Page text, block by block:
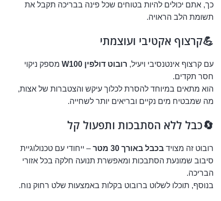
כך, אתם יכולים להיות בטוחים שכל פינה בבריכה תקבל את
תשומת הלב הראויה.
💪קרצוף אקטיבי ועוצמתי
עם קרצוף אינטנסיבי ויעיל, רובוט דולפין W100
מספק ניקוי
חסר תקדים.
הוא מתאים במיוחד להסרת לכלוך עיקש והצטברות של אצות,
מה שמבטיח מים נקיים ובריאים יותר לשחייה.
🔄כבל ללא הסתבכות ותפעול קל
רובוט זה מצויד בכבל באורך 30 מטר
– ייחודי עם טכנולוגיית
סיבוב שמונעת הסתבכות ומאפשרת תנועה חלקה בכל אזורי
הבריכה.
בנוסף, תוכלו לשלוט ברובוט בקלות באמצעות שלט רחוק נוח.